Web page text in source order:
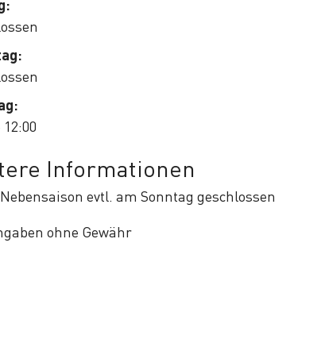
Informationen
evtl. am Sonntag geschlossen
ohne Gewähr